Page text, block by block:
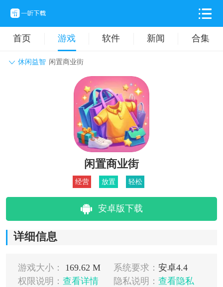
首页 游戏 软件 新闻 合集
休闲益智 闲置商业街
动作格斗 休闲益智
卡牌对战 音乐舞蹈
挂机养成
闲置商业街
经营 放置 轻松
安卓版下载
详细信息
游戏大小： 169.62 M 系统要求： 安卓4.4
权限说明： 查看详情 隐私说明： 查看隐私